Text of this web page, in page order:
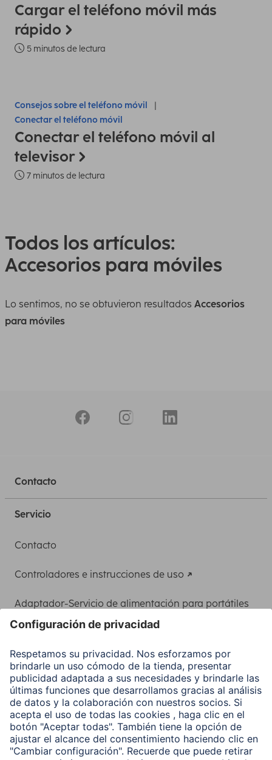
Cargar el teléfono móvil más
rápido
5 minutos de lectura
Consejos sobre el teléfono móvil
Conectar el teléfono móvil
Conectar el teléfono móvil al
televisor
7 minutos de lectura
Todos los artículos:
Accesorios para móviles
Lo sentimos, no se obtuvieron resultados Accesorios
para móviles
Contacto
Servicio
Contacto
Controladores e instrucciones de uso
Adaptador-Servicio de alimentación para portátiles
Clientes online
Conviértete en distribuidor
Compañía